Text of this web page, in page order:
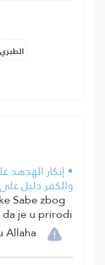
الطبري
• إنكار
والكفر دليل
Sabe zbog
je u prirodi
Allaha